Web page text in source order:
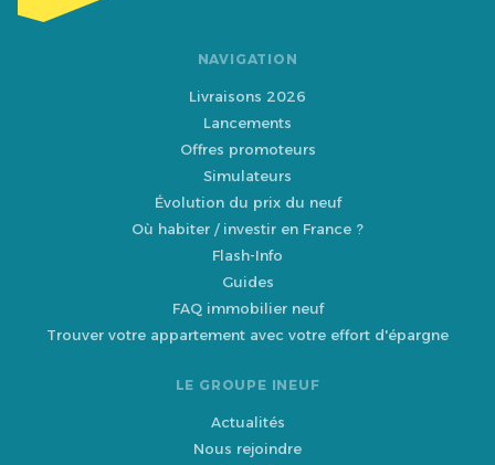
NAVIGATION
Livraisons 2026
Lancements
Offres promoteurs
Simulateurs
Évolution du prix du neuf
Où habiter / investir en France ?
Flash-Info
Guides
FAQ immobilier neuf
Trouver votre appartement avec votre effort d'épargne
LE GROUPE INEUF
Actualités
Nous rejoindre